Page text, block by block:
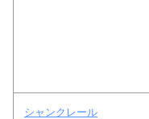
シャンクレール